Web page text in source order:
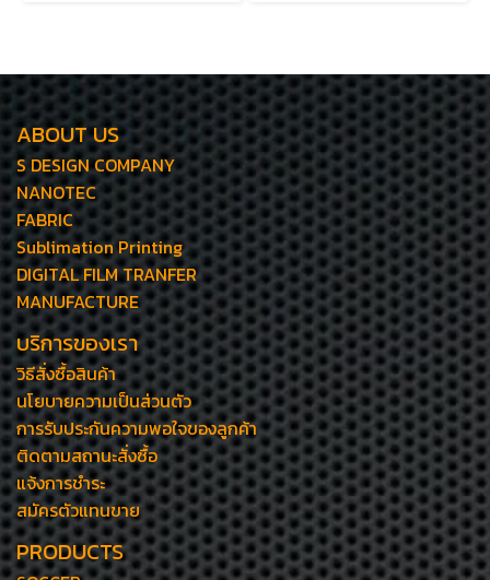
ABOUT US
S DESIGN COMPANY
NANOTEC
FABRIC
Sublimation Printing
DIGITAL FILM TRANFER
MANUFACTURE
บริการของเรา
วิธีสั่งซื้อสินค้า
นโยบายความเป็นส่วนตัว
การรับประกันความพอใจของลูกค้า
ติดตามสถานะสั่งซื้อ
แจ้งการชำระ
สมัครตัวแทนขาย
PRODUCTS